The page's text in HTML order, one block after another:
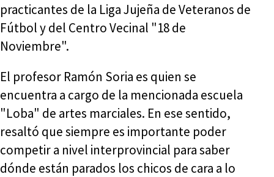
practicantes de la Liga Jujeña de Veteranos de
Fútbol y del Centro Vecinal "18 de
Noviembre".
El profesor Ramón Soria es quien se
encuentra a cargo de la mencionada escuela
"Loba" de artes marciales. En ese sentido,
resaltó que siempre es importante poder
competir a nivel interprovincial para saber
dónde están parados los chicos de cara a lo